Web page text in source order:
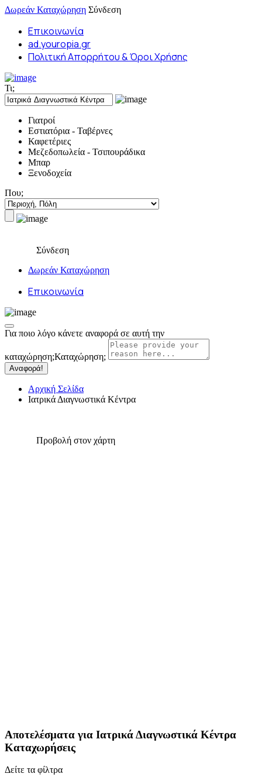
Δωρεάν Καταχώρηση Σύνδεση
Επικοινωνία
ad.youropia.gr
Πολιτική Απορρήτου & Όροι Χρήσης
Τι;
Γιατροί
Εστιατόρια - Ταβέρνες
Καφετέριες
Μεζεδοπωλεία - Τσιπουράδικα
Μπαρ
Ξενοδοχεία
Που;
Σύνδεση
Δωρεάν Καταχώρηση
Επικοινωνία
Για ποιο λόγο κάνετε αναφορά σε αυτή την
καταχώρηση;Καταχώρηση;
Αναφορά!
Αρχική Σελίδα
Ιατρικά Διαγνωστικά Κέντρα
Προβολή στον χάρτη
Αποτελέσματα για Ιατρικά Διαγνωστικά Κέντρα
Καταχωρήσεις
Δείτε τα φίλτρα